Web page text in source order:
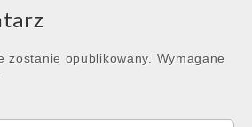
zostanie opublikowany.
Wymagane